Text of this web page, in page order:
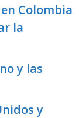
Colombia
la
y las
y